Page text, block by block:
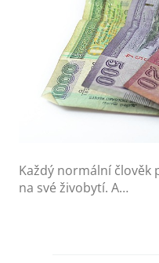
Každý normální člověk
na své živobytí. A…